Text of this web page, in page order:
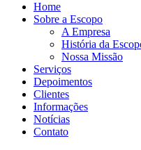
Home
Sobre a Escopo
A Empresa
História da
Nossa Missão
Serviços
Depoimentos
Clientes
Informações
Notícias
Contato